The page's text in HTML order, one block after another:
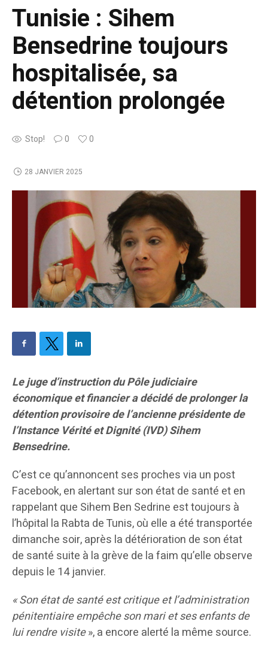
Tunisie : Sihem
Bensedrine toujours
hospitalisée, sa
détention prolongée
Stop! 0 0
28 JANVIER 2025
Le juge d’instruction du Pôle judiciaire
économique et financier a décidé de prolonger la
détention provisoire de l’ancienne présidente de
l’Instance Vérité et Dignité (IVD) Sihem
Bensedrine.
C’est ce qu’annoncent ses proches via un post
Facebook, en alertant sur son état de santé et en
rappelant que Sihem Ben Sedrine est toujours à
l’hôpital la Rabta de Tunis, où elle a été transportée
dimanche soir, après la détérioration de son état
de santé suite à la grève de la faim qu’elle observe
depuis le 14 janvier.
« Son état de santé est critique et l’administration
pénitentiaire empêche son mari et ses enfants de
lui rendre visite», a encore alerté la même source.